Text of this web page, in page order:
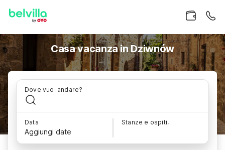
Casa vacanza in Dziwnów
Dove vuoi andare?
Data
Aggiungi date
Stanze e ospiti,